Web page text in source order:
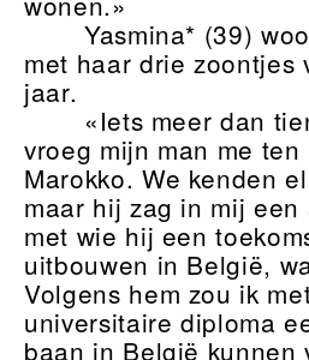
Yasmina* (39)
met haar drie zoontjes
jaar.
«Iets meer dan
vroeg mijn man me
Marokko. We kenden
maar hij zag in mij een
met wie hij een
uitbouwen in België,
Volgens hem zou ik
universitaire diploma
baan in België kunnen